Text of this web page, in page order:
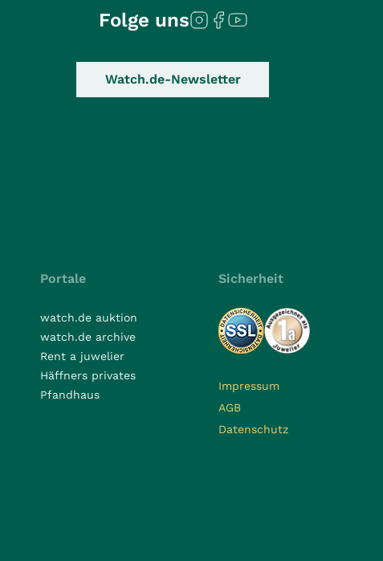
Folge uns
Watch.de-Newsletter
Portale
watch.de auktion
watch.de archive
Rent a juwelier
Häffners privates
Pfandhaus
Sicherheit
Impressum
AGB
Datenschutz